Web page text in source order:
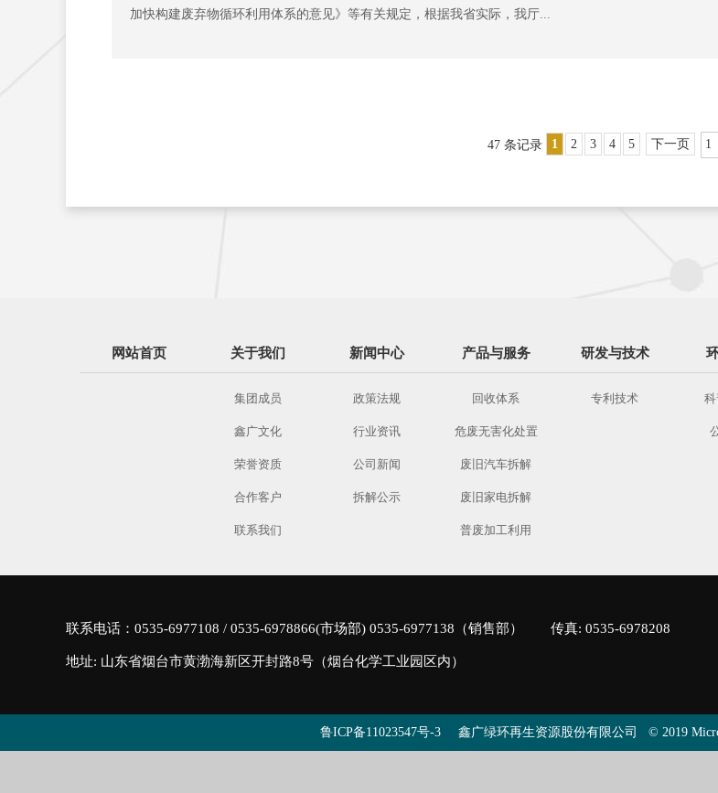
加快构建废弃物循环利用体系的意见》等有关规定，根据我省实际，我厅...
47 条记录 1 2 3 4 5 下一页
网站首页 关于我们 新闻中心 产品与服务 研发与技术
集团成员
鑫广文化
荣誉资质
合作客户
联系我们
政策法规
行业资讯
公司新闻
拆解公示
回收体系
危废无害化处置
废旧汽车拆解
废旧家电拆解
普废加工利用
专利技术
联系电话：0535-6977108 / 0535-6978866(市场部) 0535-6977138（销售部） 传真: 0535-6978208
地址: 山东省烟台市黄渤海新区开封路8号（烟台化学工业园区内）
鲁ICP备11023547号-3 鑫广绿环再生资源股份有限公司 © 2019